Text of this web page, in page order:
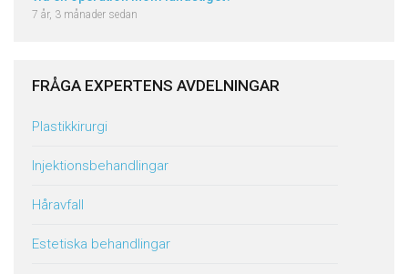
7 år, 3 månader sedan
FRÅGA EXPERTENS AVDELNINGAR
Plastikkirurgi
Injektionsbehandlingar
Håravfall
Estetiska behandlingar